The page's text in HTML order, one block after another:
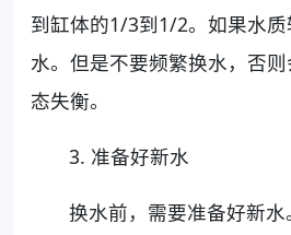
到缸体的1/3到1/2。如果水
水。但是不要频繁换水，否
态失衡。
3. 准备好新水
换水前，需要准备好新